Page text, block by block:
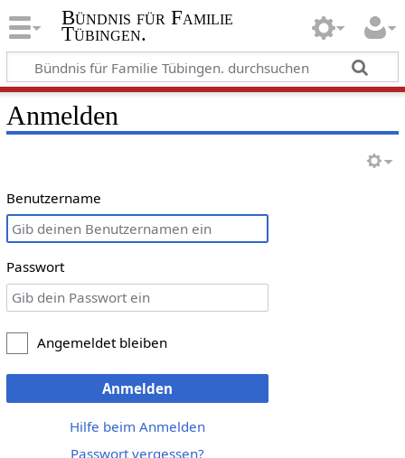
Bündnis für Familie
Tübingen.
Anmelden
Benutzername
Passwort
Angemeldet bleiben
Anmelden
Hilfe beim Anmelden
Passwort vergessen?